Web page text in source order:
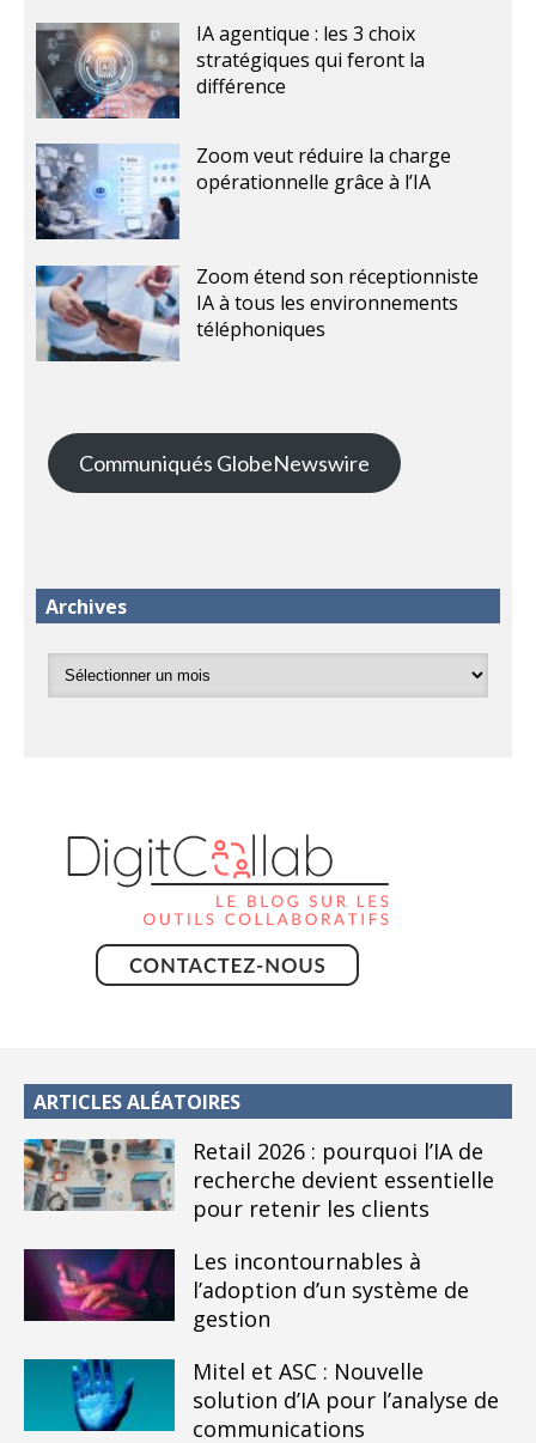
IA agentique : les 3 choix
stratégiques qui feront la
différence
Zoom veut réduire la charge
opérationnelle grâce à l’IA
Zoom étend son réceptionniste
IA à tous les environnements
téléphoniques
Communiqués GlobeNewswire
Archives
ARTICLES ALÉATOIRES
Retail 2026 : pourquoi l’IA de
recherche devient essentielle
pour retenir les clients
Les incontournables à
l’adoption d’un système de
gestion
Mitel et ASC : Nouvelle
solution d’IA pour l’analyse de
communications